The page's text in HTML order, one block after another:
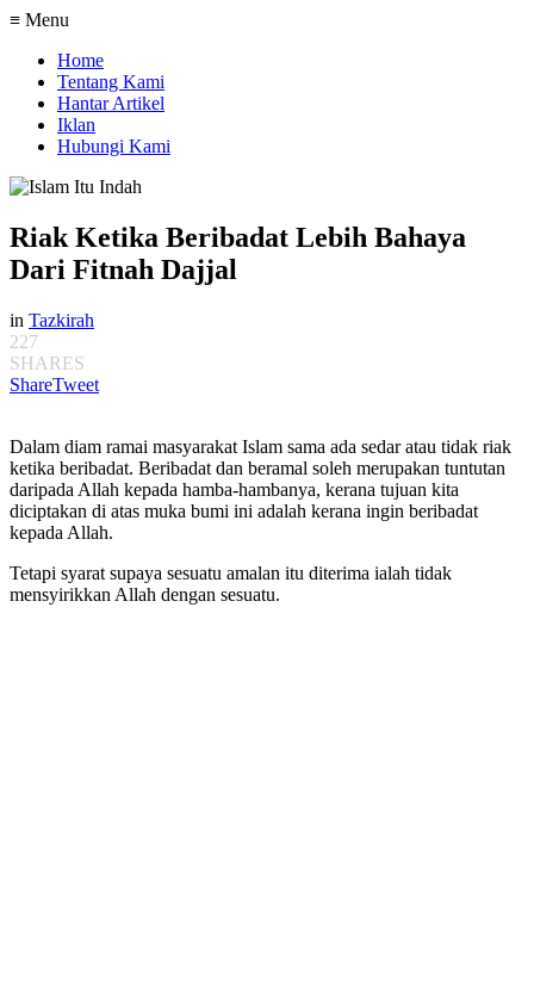
≡ Menu
Home
Tentang Kami
Hantar Artikel
Iklan
Hubungi Kami
Riak Ketika Beribadat Lebih Bahaya
Dari Fitnah Dajjal
in Tazkirah
227
SHARES
ShareTweet
Dalam diam ramai masyarakat Islam sama ada sedar atau tidak riak
ketika beribadat. Beribadat dan beramal soleh merupakan tuntutan
daripada Allah kepada hamba-hambanya, kerana tujuan kita
diciptakan di atas muka bumi ini adalah kerana ingin beribadat
kepada Allah.
Tetapi syarat supaya sesuatu amalan itu diterima ialah tidak
mensyirikkan Allah dengan sesuatu.